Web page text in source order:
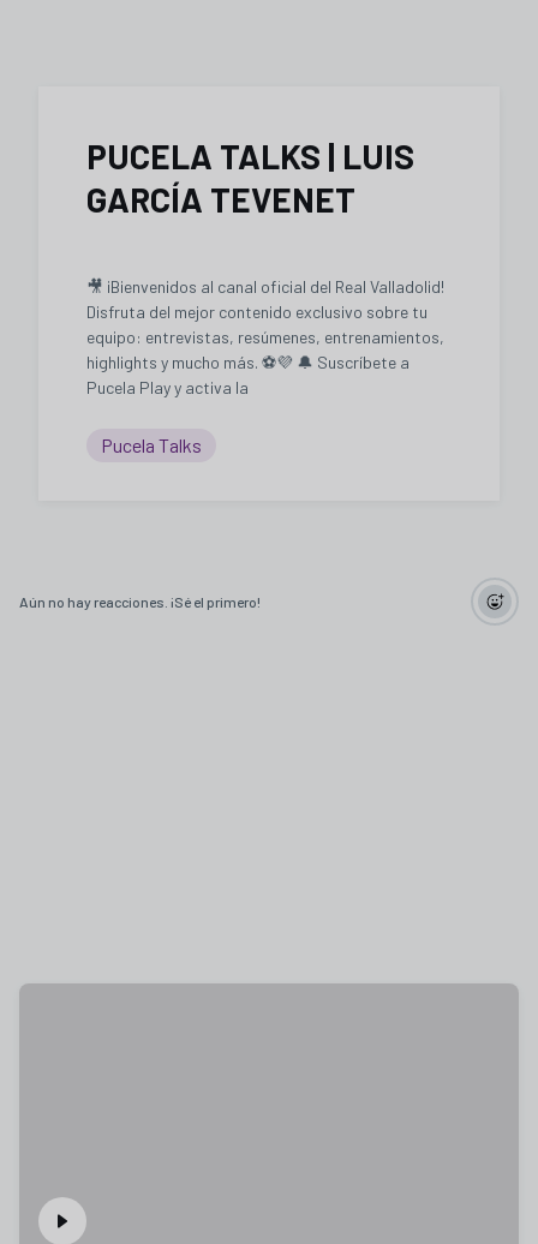
PUCELA TALKS | LUIS
GARCÍA TEVENET
🎥 ¡Bienvenidos al canal oficial del Real Valladolid!
Disfruta del mejor contenido exclusivo sobre tu
equipo: entrevistas, resúmenes, entrenamientos,
highlights y mucho más. ⚽💜 🔔 Suscríbete a
Pucela Play y activa la
Pucela Talks
Aún no hay reacciones. ¡Sé el primero!